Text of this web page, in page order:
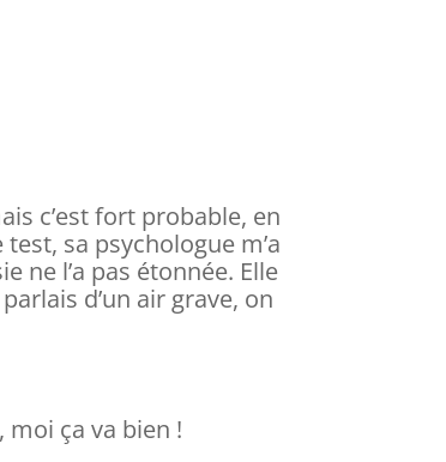
c’est fort probable, en
sa psychologue m’a
ne l’a pas étonnée. Elle
d’un air grave, on
ça va bien !